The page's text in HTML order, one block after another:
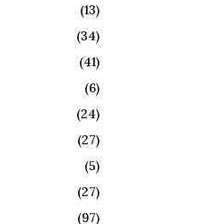
(13)
(34)
(41)
(6)
(24)
(27)
(5)
(27)
(97)